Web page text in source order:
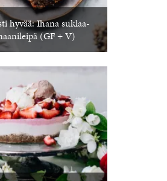
hyvää: Ihana suklaa-
(GF + V)